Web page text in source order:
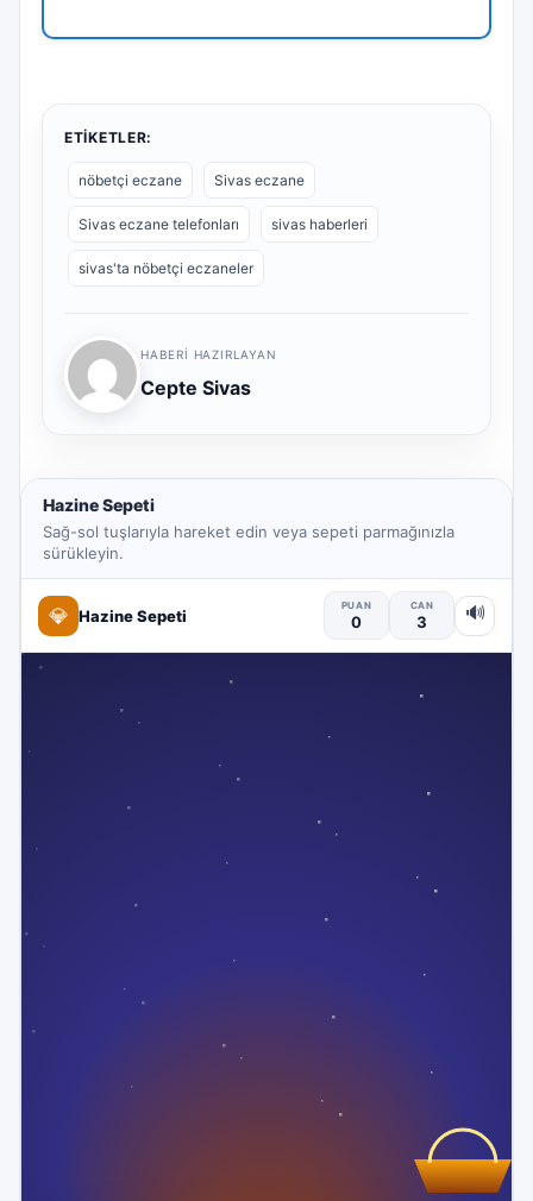
ETIKETLER:
nöbetçi eczane Sivas eczane
Sivas eczane telefonları sivas haberleri
sivas'ta nöbetçi eczaneler
HABERI HAZIRLAYAN
Cepte Sivas
Hazine Sepeti
Sağ-sol tuşlarıyla hareket edin veya sepeti parmağınızla
sürükleyin.